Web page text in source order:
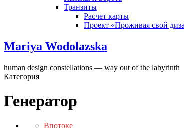
Транзиты
Расчет карты
Проект «Проживая свой
Mariya Wodolazska
human design constellations — way out of the labyrinth
Категория
Генератор
Впотоке